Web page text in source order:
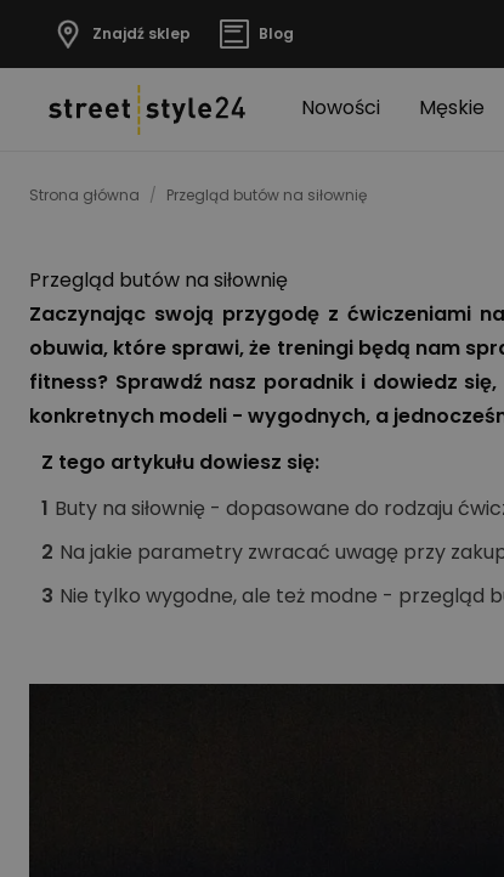
Znajdź sklep Blog
Nowości Męskie
Strona główna / Przegląd butów na siłownię
Przegląd butów na siłownię
Zaczynając swoją przygodę z ćwiczeniami
obuwia, które sprawi, że treningi będą nam
fitness? Sprawdź nasz poradnik i dowiedz
konkretnych modeli - wygodnych, a
Z tego artykułu dowiesz się:
1 Buty na siłownię - dopasowane do rodzaju
2 Na jakie parametry zwracać uwagę przy
3 Nie tylko wygodne, ale też modne - przegląd